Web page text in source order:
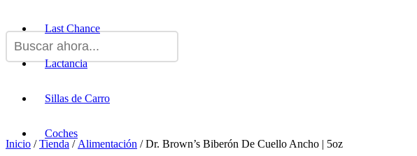
Last Chance
Lactancia
Sillas de Carro
Coches
Inicio /Tienda / Alimentación / Dr. Brown’s Biberón De Cuello Ancho | 5oz